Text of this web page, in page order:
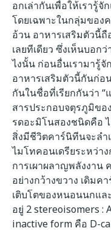
อกเล่ากันเพื่อให้เรารู้
โดยเฉพาะในกลุ่มขอ
อ้วน อาหารเสริมตัวนี้
เลยทีเดียว ซึ่งเห็นบอก
ไงนั้น ก่อนอื่นเรามารู้
อาหารเสริมตัวนี้กันก่อ
กันในชื่อที่เรียกกันว่า
สารประกอบจตุรภูมิขอ
รดอะมิโนสองชนิดคือ
สิ่งมีชีวิตคาร์นิทีนจะลำ
ไมโทคอนเดรียระหว่า
การเผาผลาญพลังงาน
อย่างกว้างขวาง เดิมค
เติบโตของหนอนนกแ
อยู่ 2 stereoisomers
inactive form คือ D-